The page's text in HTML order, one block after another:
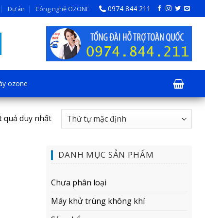
Dự án Công nghệ OZONE 0974 844 211
ozone
quả duy nhất
DANH MỤC SẢN PHẨM
Chưa phân loại
Máy khử trùng không khí